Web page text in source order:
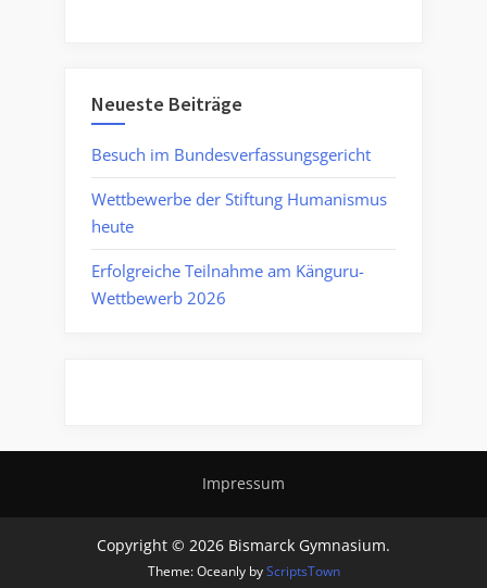
Neueste Beiträge
Besuch im Bundesverfassungsgericht
Wettbewerbe der Stiftung Humanismus
heute
Erfolgreiche Teilnahme am Känguru-
Wettbewerb 2026
Impressum
Copyright © 2026 Bismarck Gymnasium.
Theme: Oceanly byScriptsTown